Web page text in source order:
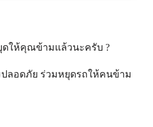
ให้คุณข้ามแล้วนะครับ ?
ลอดภัย ร่วมหยุดรถให้คนข้าม